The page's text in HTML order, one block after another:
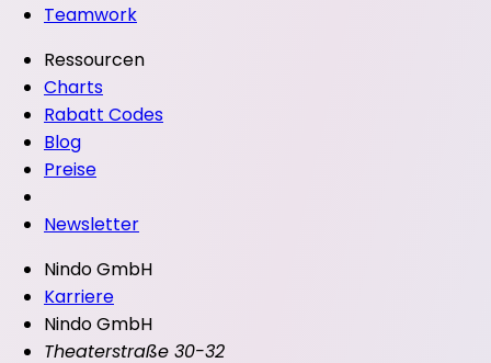
Teamwork
Ressourcen
Charts
Rabatt Codes
Blog
Preise
Newsletter
Nindo GmbH
Karriere
Nindo GmbH
Theaterstraße 30-32